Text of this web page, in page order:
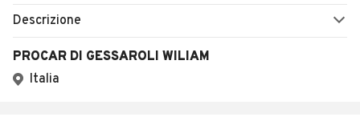
Descrizione
PROCAR DI GESSAROLI WILIAM
Italia